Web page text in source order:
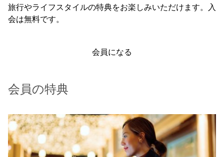
旅行やライフスタイルの特典をお楽しみいただけます。入
会は無料です。
会員になる
会員の特典